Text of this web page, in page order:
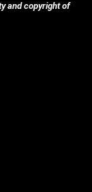
and copyright of